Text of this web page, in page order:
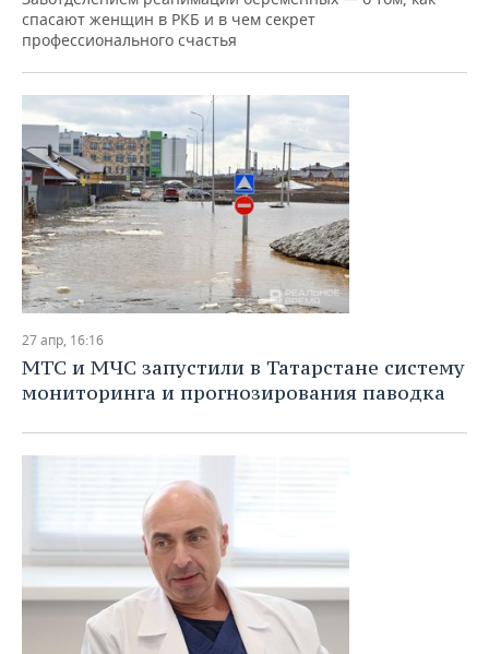
спасают женщин в РКБ и в чем секрет
профессионального счастья
27 апр, 16:16
МТС и МЧС запустили в Татарстане систему
мониторинга и прогнозирования паводка